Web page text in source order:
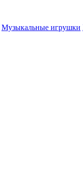
Музыкальные игрушки